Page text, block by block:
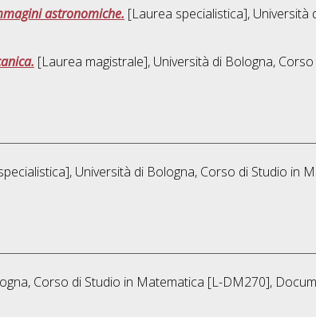
astronomiche. [Laurea specialistica], Università
[Laurea magistrale], Università di Bologna,
Università di Bologna, Corso di Studio in
Corso di Studio in Matematica [L-DM270],